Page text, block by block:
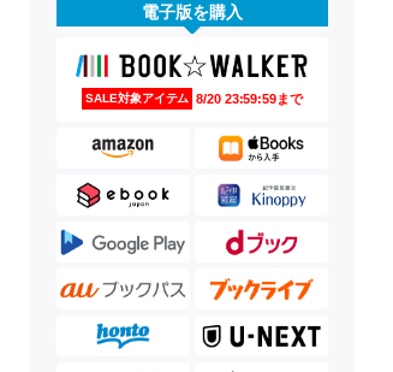
電子版を購入
SALE対象アイテム 8/20 23:59:59まで